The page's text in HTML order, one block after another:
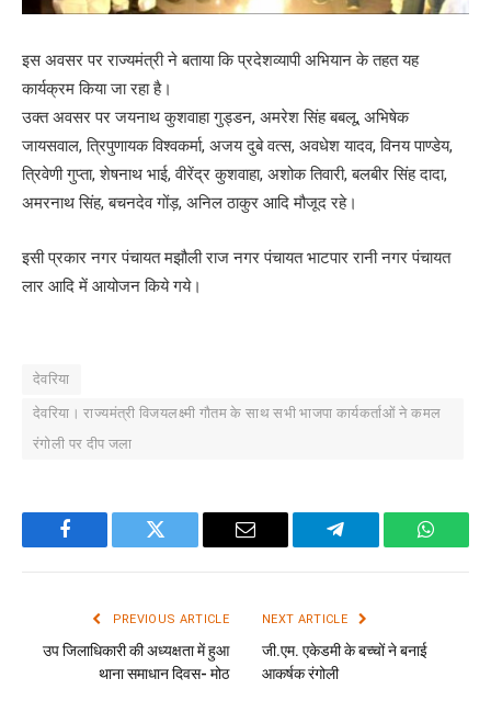
इस अवसर पर राज्यमंत्री ने बताया कि प्रदेशव्यापी अभियान के तहत यह
कार्यक्रम किया जा रहा है।
उक्त अवसर पर जयनाथ कुशवाहा गुड्डन, अमरेश सिंह बबलू, अभिषेक
जायसवाल, त्रिपुणायक विश्वकर्मा, अजय दुबे वत्स, अवधेश यादव, विनय पाण्डेय,
त्रिवेणी गुप्ता, शेषनाथ भाई, वीरेंद्र कुशवाहा, अशोक तिवारी, बलबीर सिंह दादा,
अमरनाथ सिंह, बचनदेव गोंड़, अनिल ठाकुर आदि मौजूद रहे।
इसी प्रकार नगर पंचायत मझौली राज नगर पंचायत भाटपार रानी नगर पंचायत
लार आदि में आयोजन किये गये।
देवरिया
देवरिया। राज्यमंत्री विजयलक्ष्मी गौतम के साथ सभी भाजपा कार्यकर्ताओं ने कमल
रंगोली पर दीप जला
Facebook Twitter Email Telegram
PREVIOUS ARTICLE
उप जिलाधिकारी की अध्यक्षता में हुआ
थाना समाधान दिवस- मोठ
NEXT ARTICLE
जी.एम. एकेडमी के बच्चों ने बनाई
आकर्षक रंगोली